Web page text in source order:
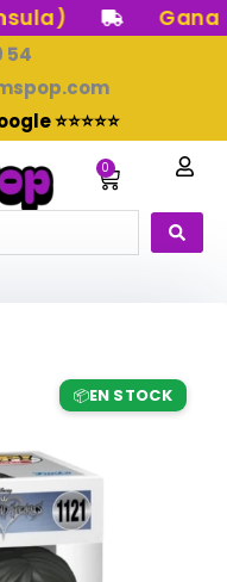
Gana
54
⭐⭐⭐⭐⭐
0
Carrito
📦EN STOCK